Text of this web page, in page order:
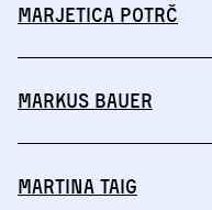
Marjetica Potrč
Markus Bauer
Martina Taig